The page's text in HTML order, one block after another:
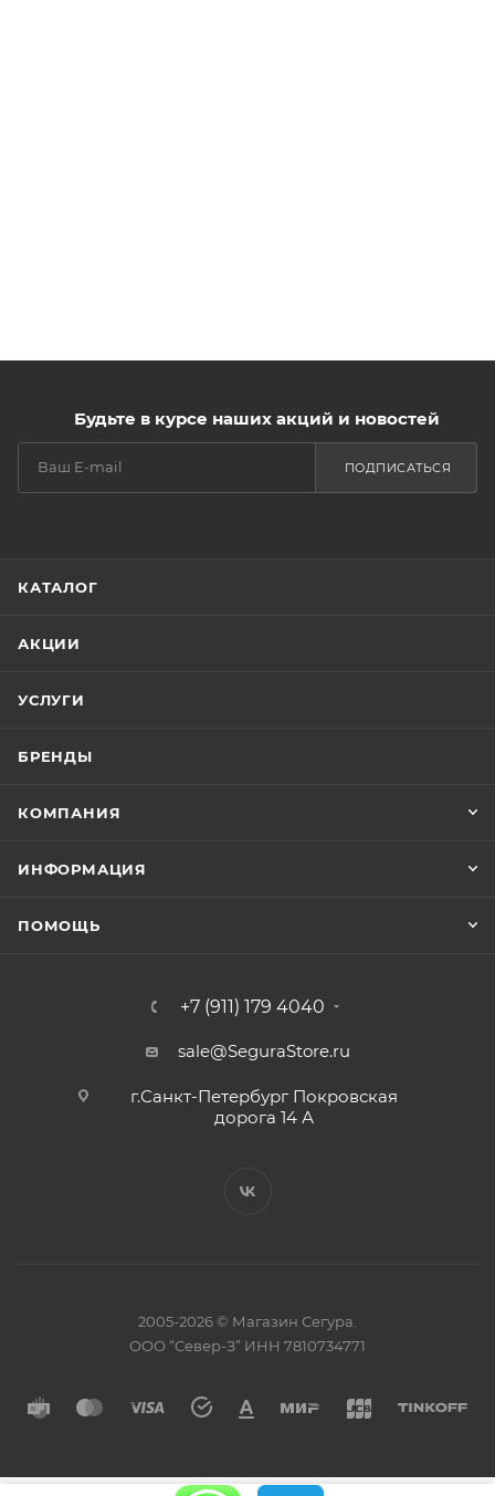
Будьте в курсе наших акций и новостей
ПОДПИСАТЬСЯ
КАТАЛОГ
АКЦИИ
УСЛУГИ
БРЕНДЫ
КОМПАНИЯ
ИНФОРМАЦИЯ
ПОМОЩЬ
+7 (911) 179 4040
sale@SeguraStore.ru
г.Санкт-Петербург Покровская
дорога 14 А
2005-2026 © Магазин Сегура.
ООО “Север-З” ИНН 7810734771